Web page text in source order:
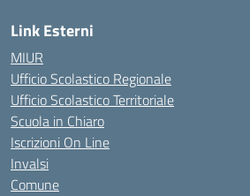
Link Esterni
MIUR
Ufficio Scolastico Regionale
Ufficio Scolastico Territoriale
Scuola in Chiaro
Iscrizioni On Line
Invalsi
Comune